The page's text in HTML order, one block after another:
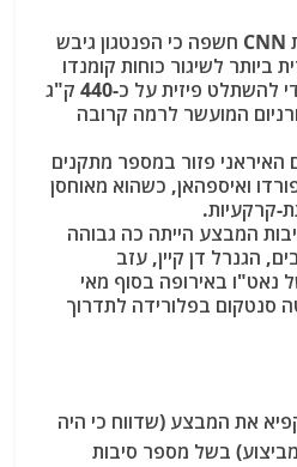
רשת CNN חשפה כי הפנטגון גיבש
ביותר לשיגור כוחות קומנדו
וחי"ר לשטח איראן כדי להשתלט פיזית על כ-440 ק"ג
אורניום המועשר לרמה קרובה
האיראני פזור במספר מתקנים
ואיספהאן, כשהוא מאוחסן
קרקעיות.
המבצע הייתה כה גבוהה
הגנרל דן קיין, עזב
נאט"ו באירופה בסוף מאי
סנטקום בפלורידה לתדרוך
את המבצע (שדווח כי היה
בשל מספר סיבות